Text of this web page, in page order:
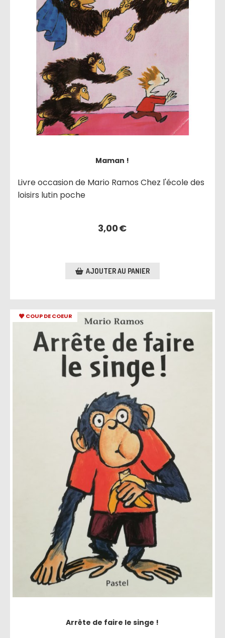
Maman !
Livre occasion de Mario Ramos Chez l'école des
loisirs lutin poche
3,00€
AJOUTER AU PANIER
Arrête de faire le singe !
COUP DE COEUR